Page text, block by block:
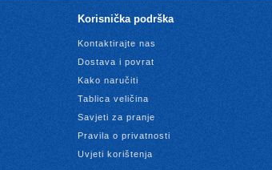
Korisnička podrška
Kontaktirajte nas
Dostava i povrat
Kako naručiti
Tablica veličina
Savjeti za pranje
Pravila o privatnosti
Uvjeti korištenja